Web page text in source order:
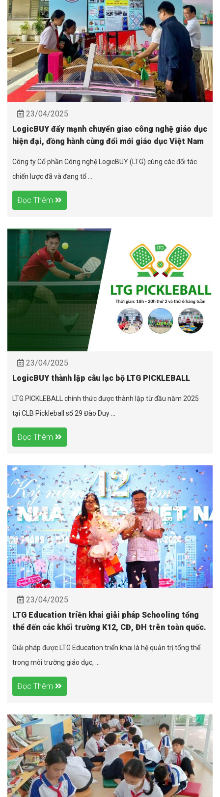
23/04/2025
LogicBUY đẩy mạnh chuyển giao công nghệ giáo dục
hiện đại, đồng hành cùng đổi mới giáo dục Việt Nam
Công ty Cổ phần Công nghệ LogicBUY (LTG) cùng các đối tác
chiến lược đã và đang tổ ...
Đọc Thêm
23/04/2025
LogicBUY thành lập câu lạc bộ LTG PICKLEBALL
LTG PICKLEBALL chính thức được thành lập từ đầu năm 2025
tại CLB Pickleball số 29 Đào Duy ...
Đọc Thêm
23/04/2025
LTG Education triền khai giải pháp Schooling tổng
thể đến các khối trường K12, CĐ, ĐH trên toàn quốc.
Giải pháp được LTG Education triển khai là hệ quản trị tổng thể
trong môi trường giáo dục, ...
Đọc Thêm